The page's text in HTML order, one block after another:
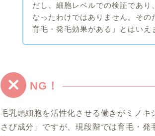
だし、細胞レベルでの検証であ
なったわけではありません。その
育毛・発毛効果がある」とはいえ
毛乳頭細胞を活性化させる働きがミノキ
さび成分」ですが、現段階では育毛・